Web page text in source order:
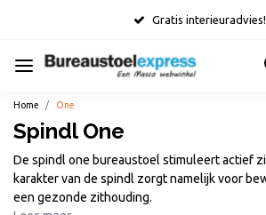
Gratis interieuradvies!
Home One
Spindl One
De spindl one bureaustoel stimuleert actief
karakter van de spindl zorgt namelijk voor
een gezonde zithouding.